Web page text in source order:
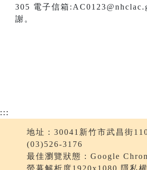
305 電子信箱
謝。
:::
地址：30041新竹市武昌街
(03)526-3176
最佳瀏覽狀態：Google